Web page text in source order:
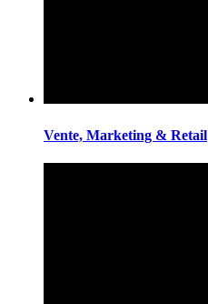
Vente, Marketing & Retail